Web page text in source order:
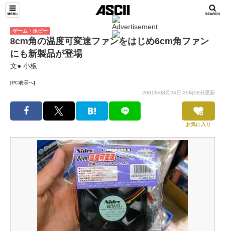
ゲーム・ホビー
8cm角の温度可変速ファンをはじめ6cm角ファン
にも新製品が登場
文● 小板
[PC表示へ]
2001年08月24日 20時58分更新
お気に入り